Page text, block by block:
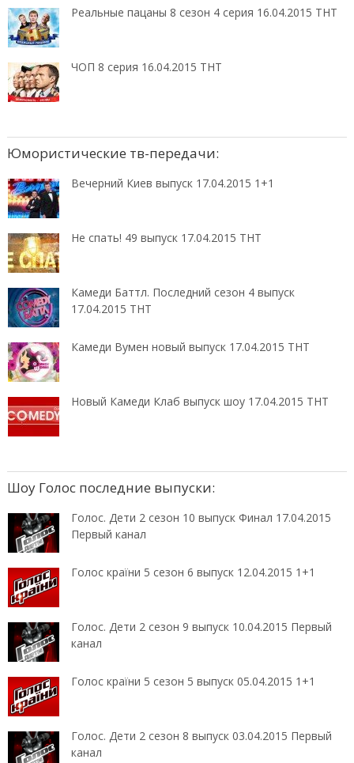
Реальные пацаны 8 сезон 4 серия 16.04.2015 ТНТ
ЧОП 8 серия 16.04.2015 ТНТ
Юмористические тв-передачи:
Вечерний Киев выпуск 17.04.2015 1+1
Не спать! 49 выпуск 17.04.2015 ТНТ
Камеди Баттл. Последний сезон 4 выпуск
17.04.2015 ТНТ
Камеди Вумен новый выпуск 17.04.2015 ТНТ
Новый Камеди Клаб выпуск шоу 17.04.2015 ТНТ
Шоу Голос последние выпуски:
Голос. Дети 2 сезон 10 выпуск Финал 17.04.2015
Первый канал
Голос країни 5 сезон 6 выпуск 12.04.2015 1+1
Голос. Дети 2 сезон 9 выпуск 10.04.2015 Первый
канал
Голос країни 5 сезон 5 выпуск 05.04.2015 1+1
Голос. Дети 2 сезон 8 выпуск 03.04.2015 Первый
канал